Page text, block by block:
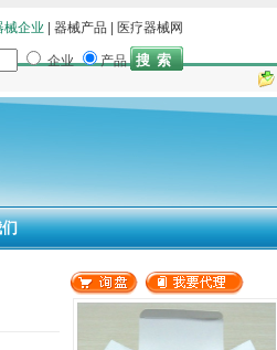
械企业 器械产品 医疗器械网
企业
产品